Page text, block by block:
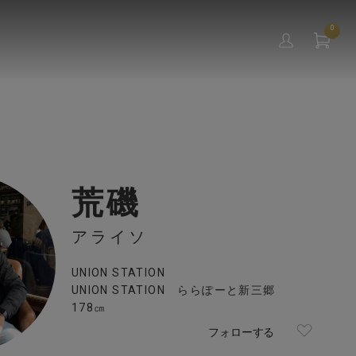
0
荒磯
アライソ
UNION STATION
UNION STATION ららぽーと新三郷
178㎝
フォローする